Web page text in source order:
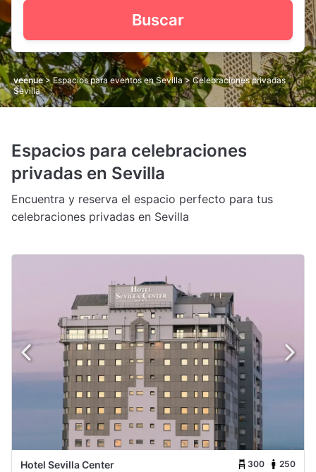
Buscar
veenue>Espacios para eventos en Sevilla > Celebraciones privadas
Sevilla
Espacios para celebraciones
privadas en Sevilla
Encuentra y reserva el espacio perfecto para tus
celebraciones privadas en Sevilla
Hotel Sevilla Center 300
250